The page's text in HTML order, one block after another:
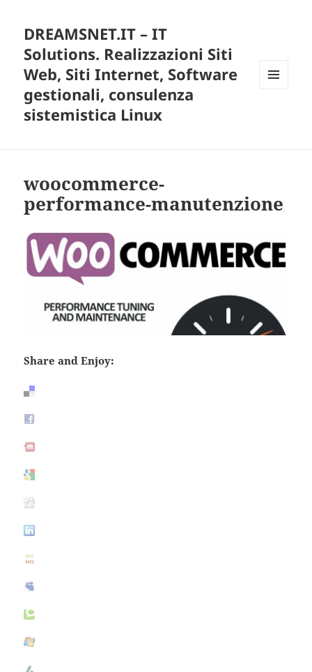
DREAMSNET.IT – IT
Solutions. Realizzazioni Siti
Web, Siti Internet, Software
gestionali, consulenza
sistemistica Linux
woocommerce-
performance-manutenzione
Share and Enjoy: